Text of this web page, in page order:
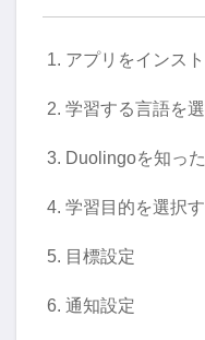
アプリをインス
学習する言語を
Duolingoを知っ
学習目的を選択
目標設定
通知設定